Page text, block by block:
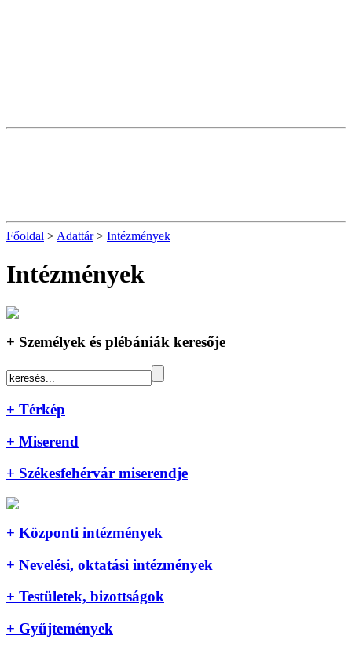
Főoldal > Adattár> Intézmények
Intézmények
+ Személyek és plébániák keresője
+ Térkép
+ Miserend
+ Székesfehérvár miserendje
+ Központi intézmények
+ Nevelési, oktatási intézmények
+ Testületek, bizottságok
+ Gyűjtemények